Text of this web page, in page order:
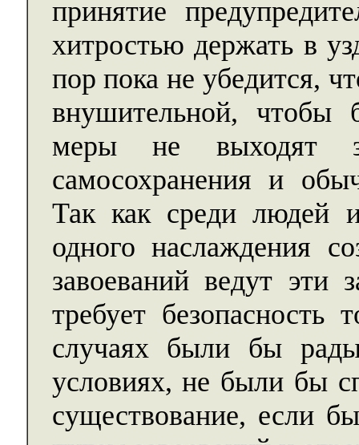
принятие
хитростью держать в
пор пока не убедится,
внушительной, чтобы
меры не выходят
самосохранения и
Так как среди людей
одного наслаждения
завоеваний ведут эти
требует
случаях были бы
условиях, не были бы
существование, если